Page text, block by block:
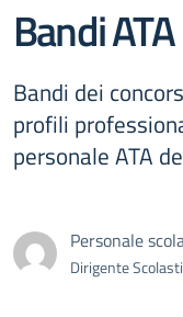
Bandi
Bandi dei
profili
personale ATA
Personale
Dirigente